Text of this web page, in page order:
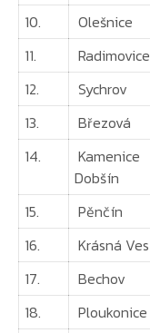
10.
Olešnice
11.
Radimovice
12.
Sychrov
13.
Březová
14.
Kamenice
Dobšín
15. Pěnčín
16.
Krásná Ves
17.
Bechov
18.
Ploukonice